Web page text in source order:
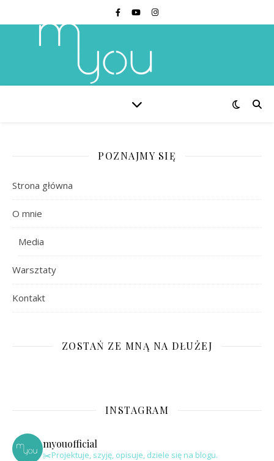
POZNAJMY SIĘ
Strona główna
O mnie
Media
Warsztaty
Kontakt
ZOSTAŃ ZE MNĄ NA DŁUŻEJ
INSTAGRAM
myouofficial
✂️Projektuje, szyję, opisuje, dziele się na blogu.